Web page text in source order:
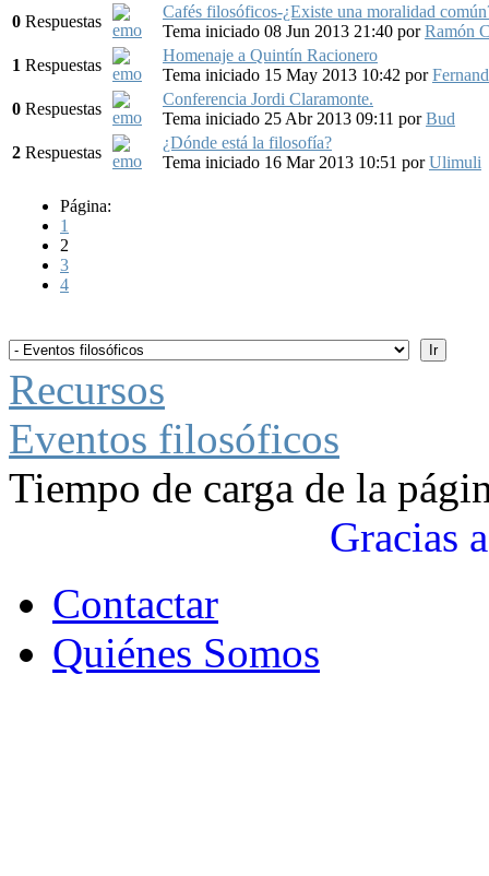
0 Respuestas
Cafés filosóficos-¿Existe una moralidad
Tema iniciado 08 Jun 2013 21:40 porRamón
1 Respuestas
Homenaje a Quintín Racionero
Tema iniciado 15 May 2013 10:42 por
0 Respuestas
Conferencia Jordi Claramonte.
Tema iniciado 25 Abr 2013 09:11 porBud
2 Respuestas
¿Dónde está la filosofía?
Tema iniciado 16 Mar 2013 10:51 porUlimuli
Página:
1
2
3
4
Recursos
Eventos filosóficos
Tiempo de carga de la
Gracias a
Contactar
Quiénes Somos